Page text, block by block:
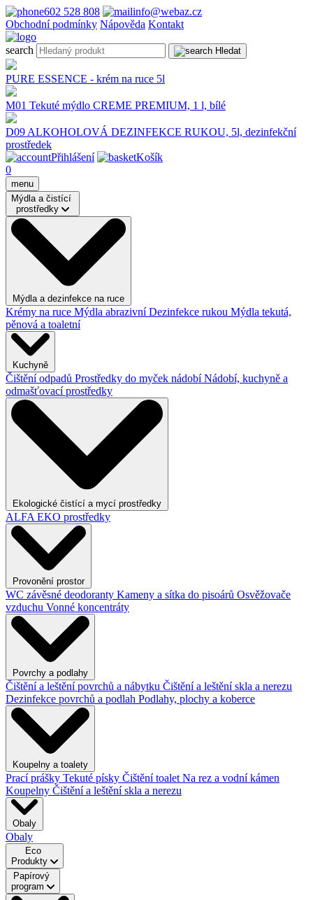
602 528 808
info@webaz.cz
Obchodní podmínky Nápověda Kontakt
search Hledat
PURE ESSENCE - krém na ruce 5l
M01 Tekuté mýdlo CREME PREMIUM, 1 l, bílé
D09 ALKOHOLOVÁ DEZINFEKCE RUKOU, 5l, dezinfekční
prostředek
Přihlášení
Košík
0
menu
Mýdla a čistící
prostředky
Mýdla a dezinfekce na ruce
Krémy na ruce Mýdla abrazivníDezinfekce rukou Mýdla tekutá,
pěnová a toaletní
Kuchyně
Čištění odpadů Prostředky do myček nádobíNádobí, kuchyně a
odmašťovací prostředky
Ekologické čistící a mycí prostředky
ALFA EKO prostředky
Provonění prostor
WC závěsné deodoranty Kameny a sítka do pisoárů Osvěžovače
vzduchu Vonné koncentráty
Povrchy a podlahy
Čištění a leštění povrchů a nábytku Čištění a leštění skla a nerezu
Dezinfekce povrchů a podlah Podlahy, plochy a koberce
Koupelny a toalety
Prací prášky Tekuté písky Čištění toalet Na rez a vodní kámen
Koupelny Čištění a leštění skla a nerezu
Obaly
Obaly
Eco
Produkty
Papírový
program